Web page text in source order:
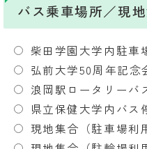
バス乗車場所／現地
柴田学園大学内駐車
弘前大学50周年記念
浪岡駅ロータリーバ
県立保健大学内バス
現地集合（駐車場利